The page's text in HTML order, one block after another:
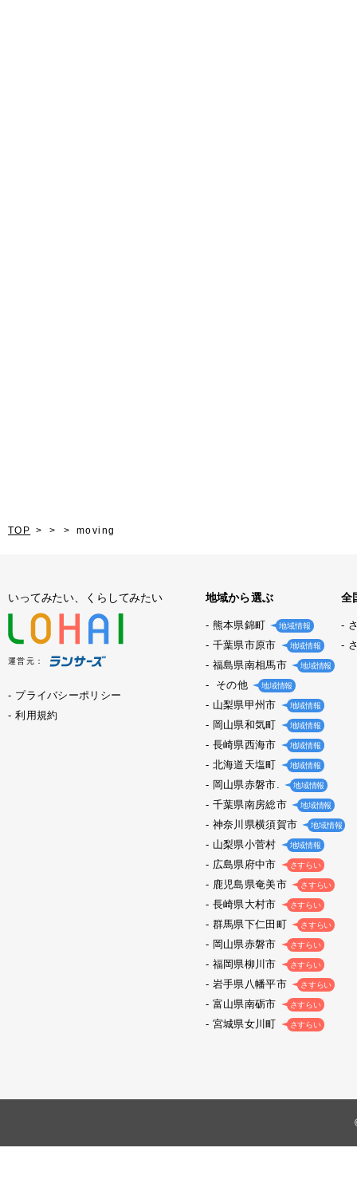
TOP moving
いってみたい、くらしてみたい
運営元：
プライバシーポリシー
利用規約
地域から選ぶ
熊本県錦町 地域情報
千葉県市原市 地域情報
福島県南相馬市 地域情報
その他 地域情報
山梨県甲州市 地域情報
岡山県和気町 地域情報
長崎県西海市 地域情報
北海道天塩町 地域情報
岡山県赤磐市. 地域情報
千葉県南房総市 地域情報
神奈川県横須賀市 地域情報
山梨県小菅村 地域情報
広島県府中市 さすらい
鹿児島県奄美市 さすらい
長崎県大村市 さすらい
群馬県下仁田町 さすらい
岡山県赤磐市 さすらい
福岡県柳川市 さすらい
岩手県八幡平市 さすらい
富山県南砺市 さすらい
宮城県女川町 さすらい
全